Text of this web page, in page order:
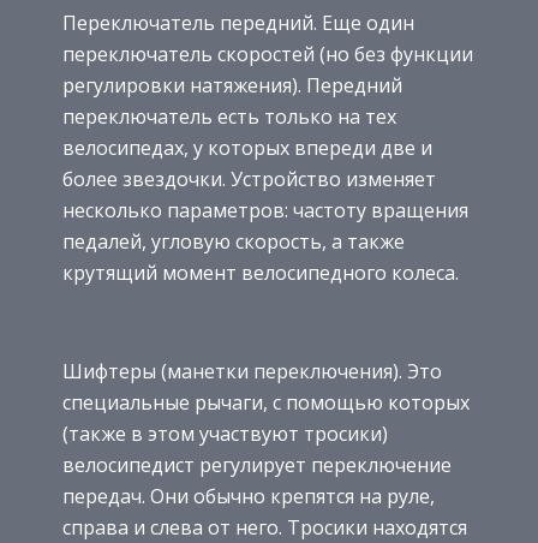
Переключатель передний. Еще один
переключатель скоростей (но без функции
регулировки натяжения). Передний
переключатель есть только на тех
велосипедах, у которых впереди две и
более звездочки. Устройство изменяет
несколько параметров: частоту вращения
педалей, угловую скорость, а также
крутящий момент велосипедного колеса.
Шифтеры (манетки переключения). Это
специальные рычаги, с помощью которых
(также в этом участвуют тросики)
велосипедист регулирует переключение
передач. Они обычно крепятся на руле,
справа и слева от него. Тросики находятся